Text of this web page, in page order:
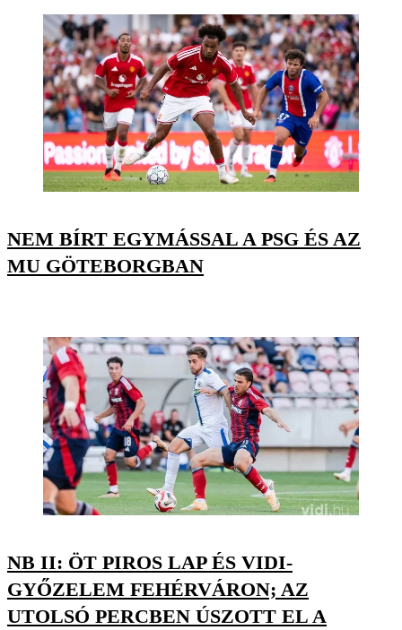
NEM BÍRT EGYMÁSSAL A PSG ÉS AZ
MU GÖTEBORGBAN
NB II: ÖT PIROS LAP ÉS VIDI-
GYŐZELEM FEHÉRVÁRON; AZ
UTOLSÓ PERCBEN ÚSZOTT EL A